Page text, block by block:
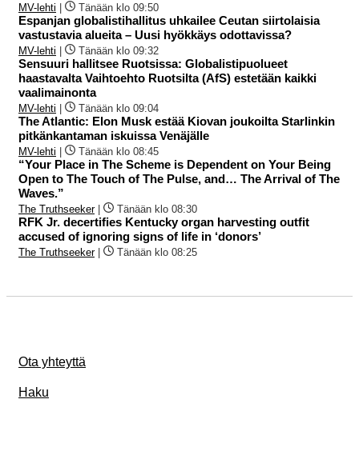
MV-lehti Tänään klo 09:50
Espanjan globalistihallitus uhkailee Ceutan siirtolaisia
vastustavia alueita – Uusi hyökkäys odottavissa?
MV-lehti Tänään klo 09:32
Sensuuri hallitsee Ruotsissa: Globalistipuolueet
haastavalta Vaihtoehto Ruotsilta (AfS) estetään kaikki
vaalimainonta
MV-lehti Tänään klo 09:04
The Atlantic: Elon Musk estää Kiovan joukoilta Starlinkin
pitkänkantaman iskuissa Venäjälle
MV-lehti Tänään klo 08:45
“Your Place in The Scheme is Dependent on Your Being
Open to The Touch of The Pulse, and… The Arrival of The
Waves.”
The Truthseeker| Tänään klo 08:30
RFK Jr. decertifies Kentucky organ harvesting outfit
accused of ignoring signs of life in ‘donors’
The Truthseeker| Tänään klo 08:25
Ota yhteyttä
Haku